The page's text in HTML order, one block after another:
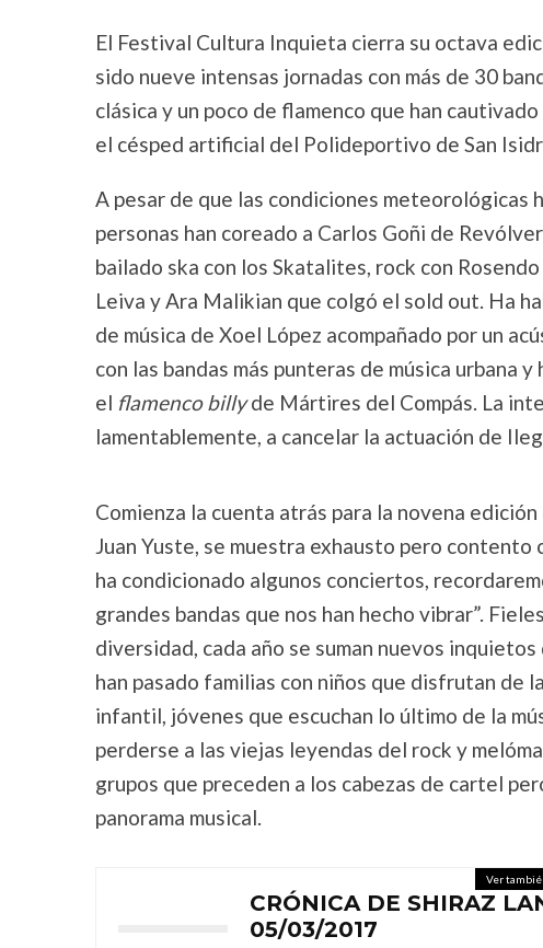
El Festival Cultura Inquieta cierra su octava
sido nueve intensas jornadas con más de 30
clásica y un poco de flamenco que han
el césped artificial del Polideportivo de San
A pesar de que las condiciones meteorológicas
personas han coreado a Carlos Goñi de
bailado ska con los Skatalites, rock con
Leiva y Ara Malikian que colgó el sold out. Ha
de música de Xoel López acompañado por un
con las bandas más punteras de música urbana
el flamenco billyde Mártires del Compás. La
lamentablemente, a cancelar la actuación de
Comienza la cuenta atrás para la novena
Juan Yuste, se muestra exhausto pero contento
ha condicionado algunos conciertos,
grandes bandas que nos han hecho vibrar”.
diversidad, cada año se suman nuevos
han pasado familias con niños que disfrutan de
infantil, jóvenes que escuchan lo último de la
perderse a las viejas leyendas del rock y
grupos que preceden a los cabezas de cartel
panorama musical.
Ver
CRÓNICA DE SHIRAZ
05/03/2017